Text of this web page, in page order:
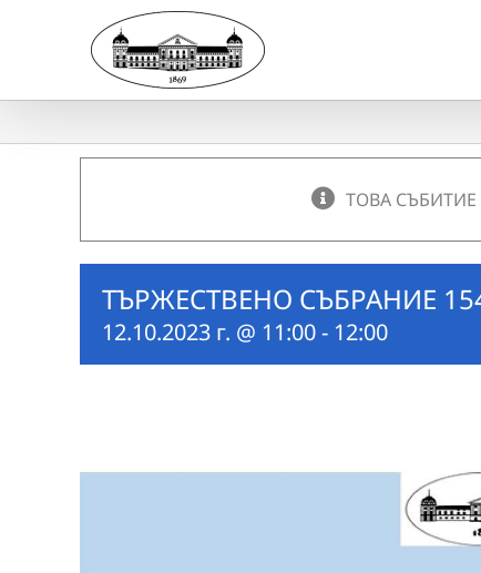
ТОВА
ТЪРЖЕСТВЕНО СЪБРАНИЕ
12.10.2023 г. @ 11:00- 12:00